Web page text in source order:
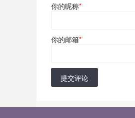
你的昵称*
你的邮箱*
提交评论